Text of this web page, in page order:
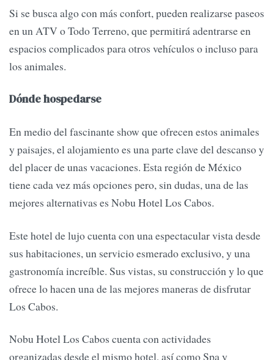
Si se busca algo con más confort, pueden realizarse paseos
en un ATV o Todo Terreno, que permitirá adentrarse en
espacios complicados para otros vehículos o incluso para
los animales.
Dónde hospedarse
En medio del fascinante show que ofrecen estos animales
y paisajes, el alojamiento es una parte clave del descanso y
del placer de unas vacaciones. Esta región de México
tiene cada vez más opciones pero, sin dudas, una de las
mejores alternativas es Nobu Hotel Los Cabos.
Este hotel de lujo cuenta con una espectacular vista desde
sus habitaciones, un servicio esmerado exclusivo, y una
gastronomía increíble. Sus vistas, su construcción y lo que
ofrece lo hacen una de las mejores maneras de disfrutar
Los Cabos.
Nobu Hotel Los Cabos cuenta con actividades
organizadas desde el mismo hotel, así como Spa y